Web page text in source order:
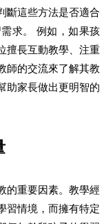
斷這些方法是否適合
求。 例如，如果孩
擅長互動教學、注重
師的交流來了解其教
助家長做出更明智的
的重要因素。教學經
習情境，而擁有特定